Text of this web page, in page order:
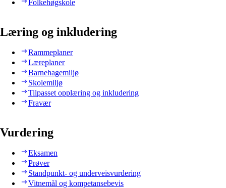
Folkehøgskole
Læring og inkludering
Rammeplaner
Læreplaner
Barnehagemiljø
Skolemiljø
Tilpasset opplæring og inkludering
Fravær
Vurdering
Eksamen
Prøver
Standpunkt- og underveisvurdering
Vitnemål og kompetansebevis